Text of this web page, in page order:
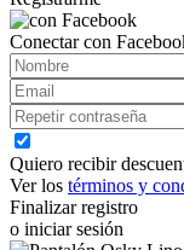
Conectar con
Quiero recibir
Ver los términos y
Finalizar registro
o iniciar sesión